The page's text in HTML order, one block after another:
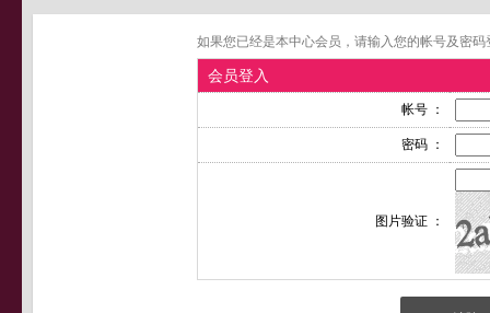
如果您已经是本中心会员，请输入您的帐号及密
会员登入
帐号 ：
密码 ：
图片验证 ：